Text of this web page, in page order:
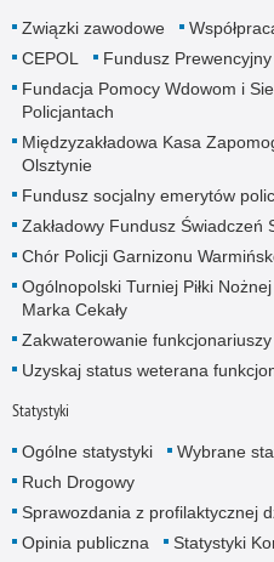
Związki zawodowe
CEPOL
Fundusz
Fundacja Pomocy Wdowom i
Policjantach
Międzyzakładowa Kasa
Olsztynie
Fundusz socjalny emerytów
Zakładowy Fundusz Świadczeń
Chór Policji Garnizonu
Ogólnopolski Turniej Piłki
Marka Cekały
Zakwaterowanie
Uzyskaj status weterana
Statystyki
Ogólne statystyki Wybrane
Ruch Drogowy
Sprawozdania z profilaktycznej
Opinia publiczna
Statystyki